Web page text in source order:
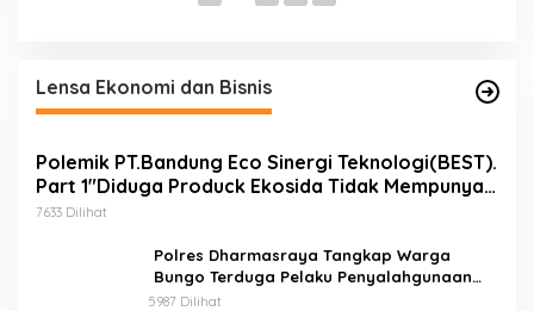
Lensa Ekonomi dan Bisnis
Polemik PT.Bandung Eco Sinergi Teknologi(BEST).
Part 1″Diduga Produck Ekosida Tidak Mempunyai
Izin Edar.
7633 Dilihat
Polres Dharmasraya Tangkap Warga
Bungo Terduga Pelaku Penyalahgunaan
BBM Bersubsidi
5987 Dilihat